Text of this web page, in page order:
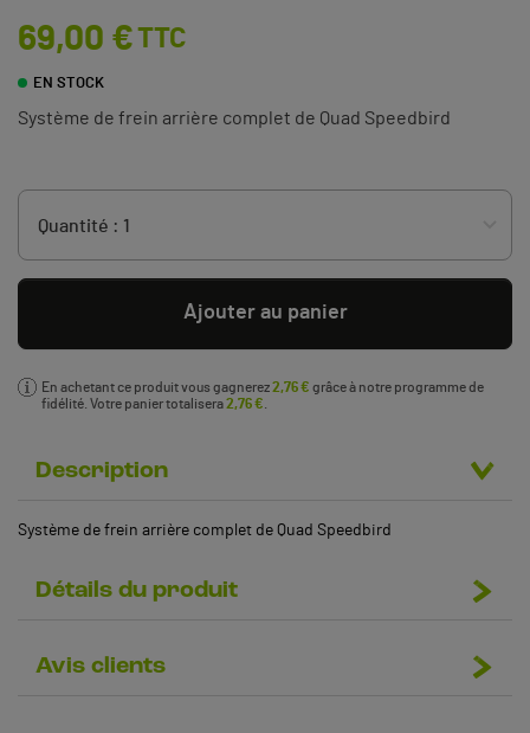
69,00 €TTC
EN STOCK
Système de frein arrière complet de Quad Speedbird
Ajouter au panier
En achetant ce produit vous gagnerez2,76 € grâce à notre programme de
fidélité. Votre panier totalisera2,76 €
Description
Système de frein arrière complet de Quad Speedbird
Détails du produit
Avis clients